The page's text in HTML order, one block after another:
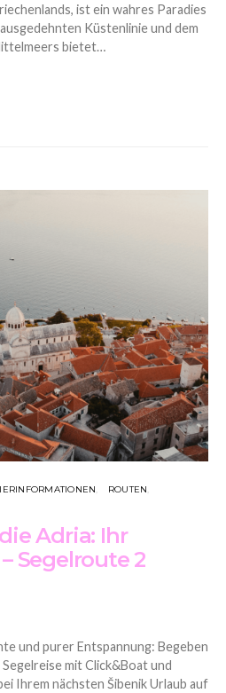
ist ein wahres Paradies
Küstenlinie und dem
bietet…
ROUTEN
Adria: Ihr
Segelroute 2
und purer Entspannung: Begeben
mit Click&Boat und
Ihrem nächsten Šibenik Urlaub auf